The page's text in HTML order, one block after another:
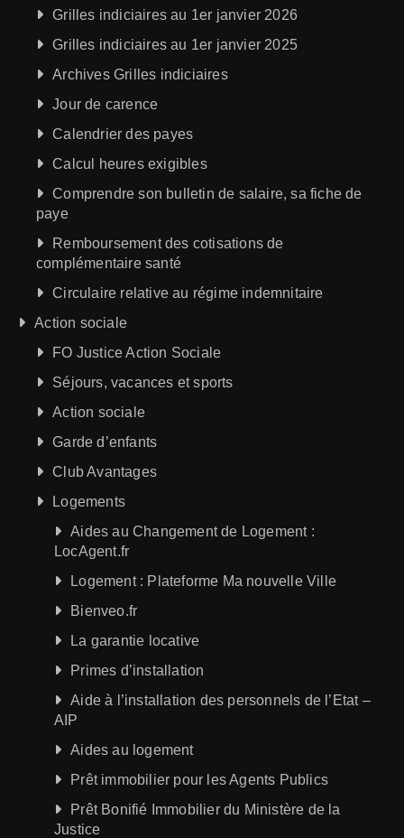
Grilles indiciaires au 1er janvier 2026
Grilles indiciaires au 1er janvier 2025
Archives Grilles indiciaires
Jour de carence
Calendrier des payes
Calcul heures exigibles
Comprendre son bulletin de salaire, sa fiche de
paye
Remboursement des cotisations de
complémentaire santé
Circulaire relative au régime indemnitaire
Action sociale
FO Justice Action Sociale
Séjours, vacances et sports
Action sociale
Garde d’enfants
Club Avantages
Logements
Aides au Changement de Logement :
LocAgent.fr
Logement : Plateforme Ma nouvelle Ville
Bienveo.fr
La garantie locative
Primes d’installation
Aide à l’installation des personnels de l’Etat –
AIP
Aides au logement
Prêt immobilier pour les Agents Publics
Prêt Bonifié Immobilier du Ministère de la
Justice